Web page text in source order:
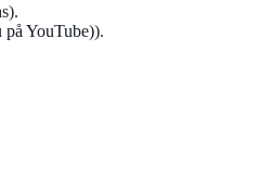
YouTube)).